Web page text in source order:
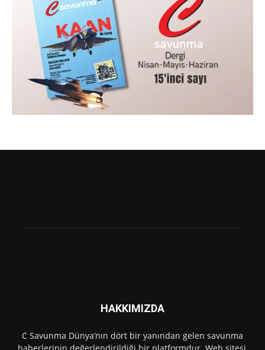
HAKKIMIZDA
C Savunma Dünya’nın dört bir yanından gelen savunma